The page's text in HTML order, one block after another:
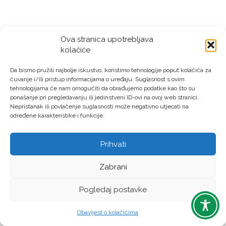
Ova stranica upotrebljava
kolačiće
Da bismo pružili najbolje iskustvo, koristimo tehnologije poput kolačića za
čuvanje i/ili pristup informacijama o uređaju. Suglasnost s ovim
tehnologijama će nam omogućiti da obrađujemo podatke kao što su
ponašanje pri pregledavanju ili jedinstveni ID-ovi na ovoj web stranici.
Nepristanak ili povlačenje suglasnosti može negativno utjecati na
određene karakteristike i funkcije.
Prihvati
Zabrani
Pogledaj postavke
Obavijest o kolačićima